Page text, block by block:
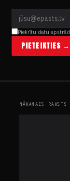
Piekrītu datu
PIETEIKTIES →
NĀKAMAIS RAKSTS